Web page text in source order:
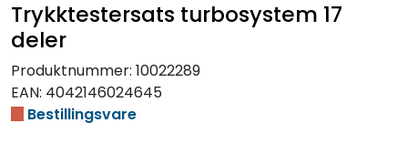
Trykktestersats turbosystem 17
deler
Produktnummer: 10022289
EAN: 4042146024645
Bestillingsvare